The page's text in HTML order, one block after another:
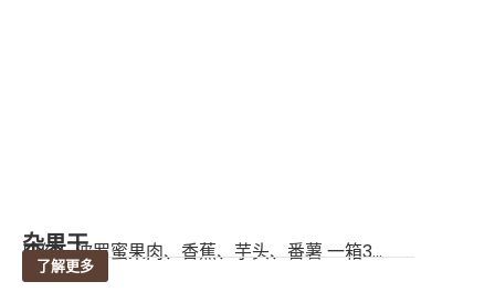
杂果干
成份：波罗蜜果肉、香蕉、芋头、番薯 一箱3...
了解更多